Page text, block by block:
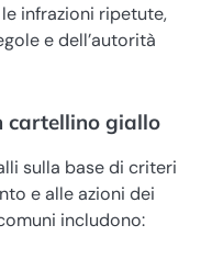
infrazioni ripetute,
e dell’autorità
cartellino giallo
sulla base di criteri
e alle azioni dei
includono: